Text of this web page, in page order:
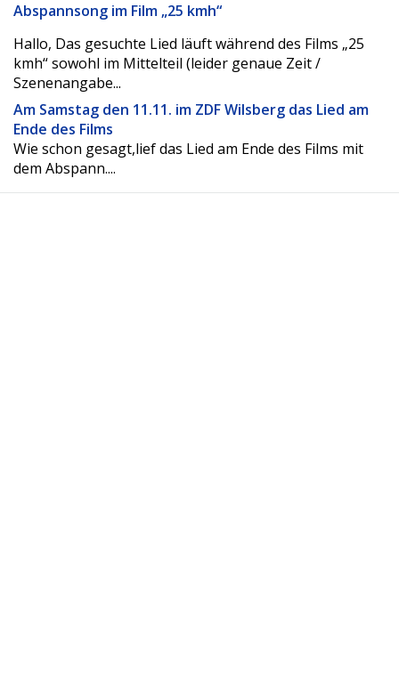
Abspannsong im Film „25 kmh“
Hallo, Das gesuchte Lied läuft während des Films „25
kmh“ sowohl im Mittelteil (leider genaue Zeit /
Szenenangabe...
Am Samstag den 11.11. im ZDF Wilsberg das Lied am
Ende des Films
Wie schon gesagt,lief das Lied am Ende des Films mit
dem Abspann....